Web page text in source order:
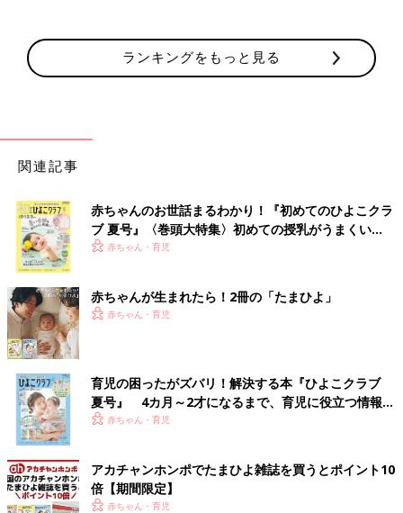
ランキングをもっと見る
関連記事
赤ちゃんのお世話まるわかり！『初めてのひよこクラ
ブ 夏号』〈巻頭大特集〉初めての授乳がうまくい
く！ おっぱい・ミルクの基本と夏のトラブル 解決テ
赤ちゃん・育児
赤ちゃんが生まれたら！2冊の「たまひよ」
赤ちゃん・育児
育児の困ったがズバリ！解決する本『ひよこクラブ
夏号』 4カ月～2才になるまで、育児に役立つ情報が
いっぱい！
赤ちゃん・育児
アカチャンホンポでたまひよ雑誌を買うとポイント10
倍【期間限定】
赤ちゃん・育児